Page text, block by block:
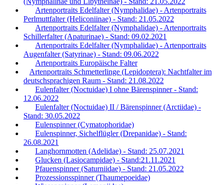
Artenportraits Edelfalter (Nymphalidae) - Artenportraits
Perlmuttfalter (Heliconiinae) - Stand: 21.05.2022
Artenportraits Edelfalter (Nymphalidae) - Artenportraits
Schillerfalter (Apaturinae) - Stand: 09.02.2021
Artenportraits Edelfalter (Nymphalidae) - Artenportraits
Augenfalter (Satyrinae) - Stand: 09.06.2022
Artenportraits Europäische Falter
Artenportraits Schmetterlinge (Lepidoptera): Nachtfalter im
deutschsprachigen Raum - Stand: 21.08.2022
Eulenfalter (Noctuidae) I ohne Bärenspinner - Stand:
12.06.2022
Eulenfalter (Noctuidae) II / Bärenspinner (Arctiidae) -
Stand: 30.05.2022
Eulenspinner (Cymatophoridae)
Eulenspinner, Sichelflügler (Drepanidae) - Stand:
26.08.2021
Langhornmotten (Adelidae) - Stand: 25.07.2021
Glucken (Lasiocampidae) - Stand:21.11.2021
Pfauenspinner (Saturniidae) - Stand: 21.05.2022
Prozessionsspinner (Thaumepoeidae)